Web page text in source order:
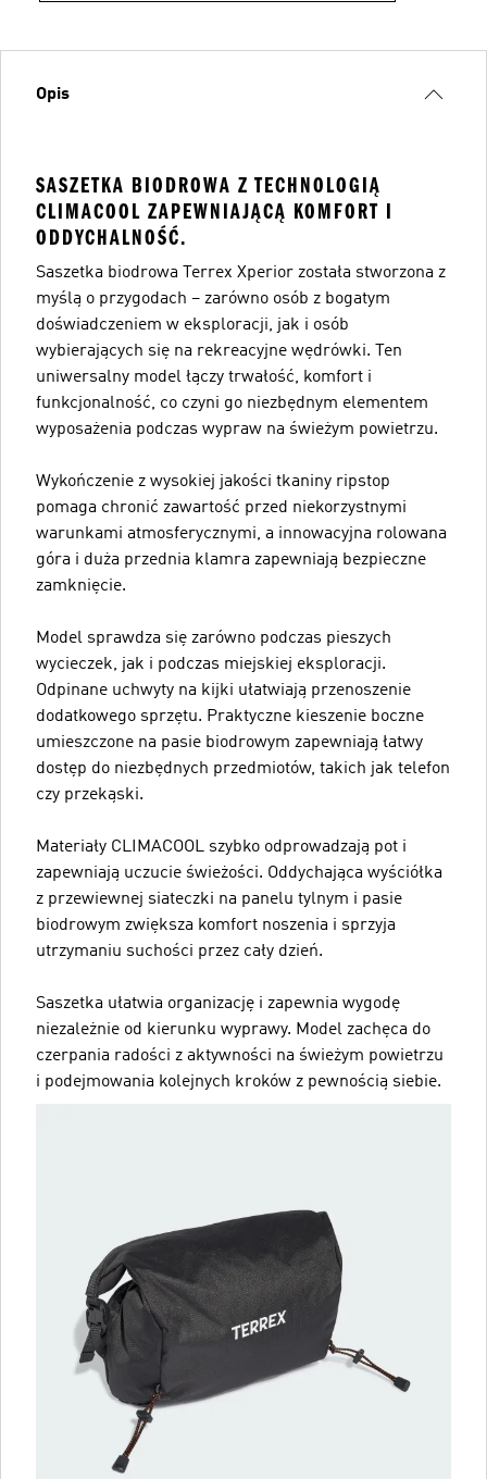
Opis
SASZETKA BIODROWA Z TECHNOLOGIĄ
CLIMACOOL ZAPEWNIAJĄCĄ KOMFORT I
ODDYCHALNOŚĆ.
Saszetka biodrowa Terrex Xperior została stworzona z
myślą o przygodach – zarówno osób z bogatym
doświadczeniem w eksploracji, jak i osób
wybierających się na rekreacyjne wędrówki. Ten
uniwersalny model łączy trwałość, komfort i
funkcjonalność, co czyni go niezbędnym elementem
wyposażenia podczas wypraw na świeżym powietrzu.
Wykończenie z wysokiej jakości tkaniny ripstop
pomaga chronić zawartość przed niekorzystnymi
warunkami atmosferycznymi, a innowacyjna rolowana
góra i duża przednia klamra zapewniają bezpieczne
zamknięcie.
Model sprawdza się zarówno podczas pieszych
wycieczek, jak i podczas miejskiej eksploracji.
Odpinane uchwyty na kijki ułatwiają przenoszenie
dodatkowego sprzętu. Praktyczne kieszenie boczne
umieszczone na pasie biodrowym zapewniają łatwy
dostęp do niezbędnych przedmiotów, takich jak telefon
czy przekąski.
Materiały CLIMACOOL szybko odprowadzają pot i
zapewniają uczucie świeżości. Oddychająca wyściółka
z przewiewnej siateczki na panelu tylnym i pasie
biodrowym zwiększa komfort noszenia i sprzyja
utrzymaniu suchości przez cały dzień.
Saszetka ułatwia organizację i zapewnia wygodę
niezależnie od kierunku wyprawy. Model zachęca do
czerpania radości z aktywności na świeżym powietrzu
i podejmowania kolejnych kroków z pewnością siebie.